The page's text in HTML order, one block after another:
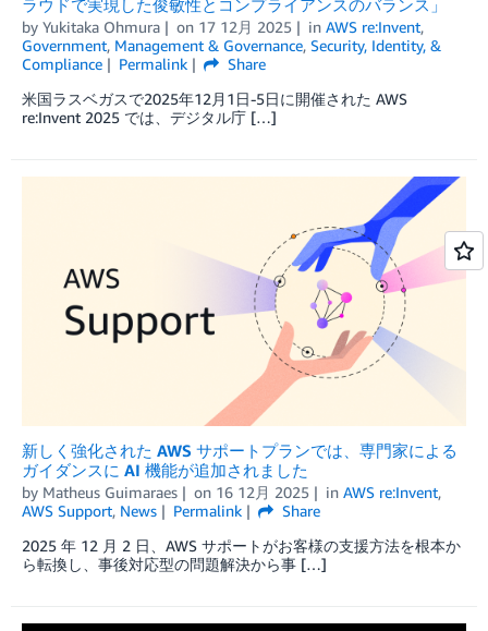
ラウドで実現した俊敏性とコンプライアンスのバランス」
by Yukitaka Ohmura on 17 12月 2025 in AWS re:Invent,
Government, Management & Governance, Security, Identity, &
Compliance
Permalink
Share
米国ラスベガスで2025年12月1日-5日に開催された AWS
re:Invent 2025 では、デジタル庁 […]
新しく強化された AWS サポートプランでは、専門家による
ガイダンスに AI 機能が追加されました
by Matheus Guimaraes on 16 12月 2025 in AWS re:Invent,
AWS Support, News Permalink
Share
2025 年 12 月 2 日、AWS サポートがお客様の支援方法を根本か
ら転換し、事後対応型の問題解決から事 […]